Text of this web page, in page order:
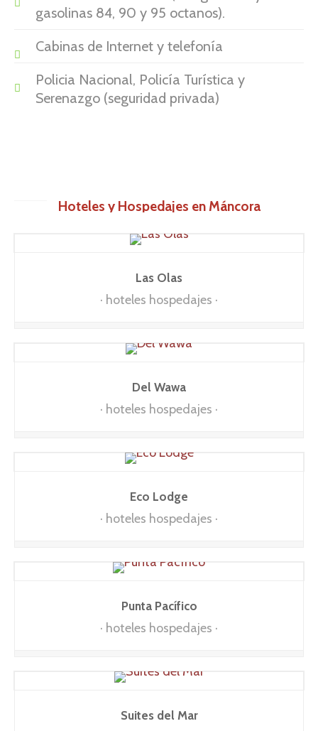
gasolinas 84, 90 y 95 octanos).
Cabinas de Internet y telefonía
Policia Nacional, Policía Turística y
Serenazgo (seguridad privada)
Hoteles y Hospedajes en Máncora
Las Olas
hoteles hospedajes
Del Wawa
hoteles hospedajes
Eco Lodge
hoteles hospedajes
Punta Pacífico
hoteles hospedajes
Suites del Mar